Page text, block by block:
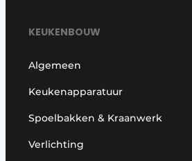
KEUKENBOUW
Algemeen
Keukenapparatuur
Spoelbakken & Kraanwerk
Verlichting